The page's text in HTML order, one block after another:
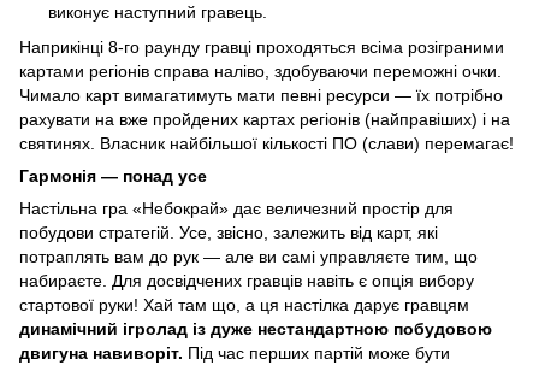
виконує наступний гравець.
Наприкінці 8-го раунду гравці проходяться всіма розіграними
картами регіонів справа наліво, здобуваючи переможні очки.
Чимало карт вимагатимуть мати певні ресурси — їх потрібно
рахувати на вже пройдених картах регіонів (найправіших) і на
святинях. Власник найбільшої кількості ПО (слави) перемагає!
Гармонія — понад усе
Настільна гра «Небокрай» дає величезний простір для
побудови стратегій. Усе, звісно, залежить від карт, які
потраплять вам до рук — але ви самі управляєте тим, що
набираєте. Для досвідчених гравців навіть є опція вибору
стартової руки! Хай там що, а ця настілка дарує гравцям
динамічний ігролад із дуже нестандартною побудовою
двигуна навиворіт. Під час перших партій може бути